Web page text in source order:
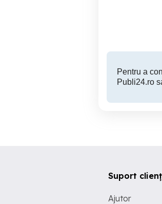
Pentru a
Publi24.ro
Suport
Ajutor